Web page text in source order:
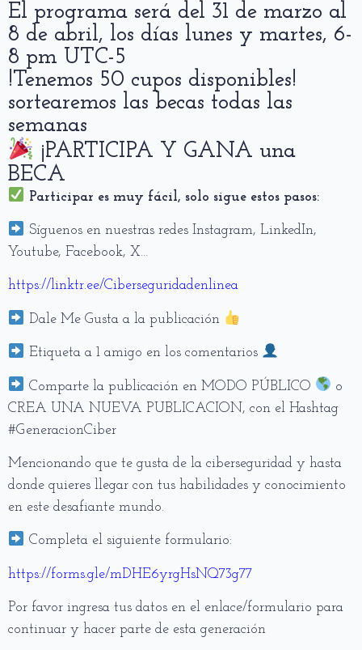
El programa será del 31 de marzo al
8 de abril, los días lunes y martes, 6-
8 pm UTC-5
!Tenemos 50 cupos disponibles!
sortearemos las becas todas las
semanas
¡PARTICIPA Y GANA una
BECA
Participar es muy fácil, solo sigue estos pasos:
Síguenos en nuestras redes Instagram, LinkedIn,
Youtube, Facebook, X…
https://linktr.ee/Ciberseguridadenlinea
Dale Me Gusta a la publicación
Etiqueta a 1 amigo en los comentarios
Comparte la publicación en MODO PÚBLICO
o
CREA UNA NUEVA PUBLICACION, con el Hashtag
#GeneracionCiber
Mencionando que te gusta de la ciberseguridad y hasta
donde quieres llegar con tus habilidades y conocimiento
en este desafiante mundo.
Completa el siguiente formulario:
https://forms.gle/mDHE6yrgHsNQ73g77
Por favor ingresa tus datos en el enlace/formulario para
continuar y hacer parte de esta generación